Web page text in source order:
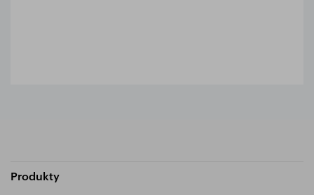
Produkty